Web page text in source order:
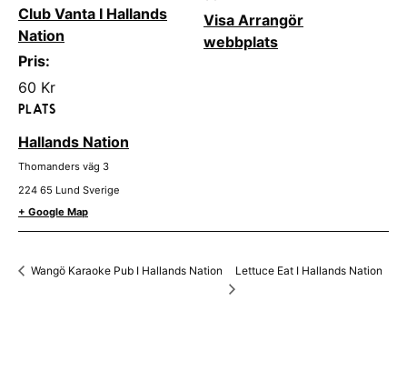
Club Vanta I Hallands
Nation
Pris:
60 Kr
PLATS
Hallands Nation
Thomanders väg 3
224 65 Lund Sverige
+ Google Map
Visa Arrangör
webbplats
Wangö Karaoke Pub I Hallands Nation Lettuce Eat I Hallands Nation